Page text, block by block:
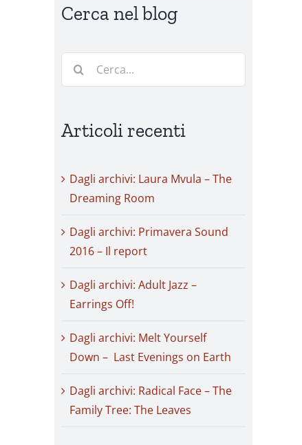
Cerca nel blog
Cerca
Articoli recenti
Dagli archivi: Laura Mvula – The
Dreaming Room
Dagli archivi: Primavera Sound
2016 – Il report
Dagli archivi: Adult Jazz –
Earrings Off!
Dagli archivi: Melt Yourself
Down – Last Evenings on Earth
Dagli archivi: Radical Face – The
Family Tree: The Leaves